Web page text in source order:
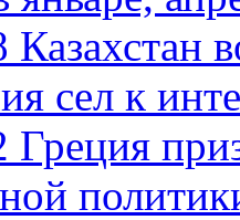
Казахстан
сел к
Греция